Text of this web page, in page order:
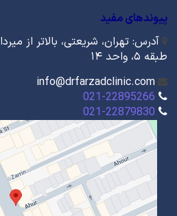
پیوندهای مفید
طبقه ۵، واحد ۱۴
info@drfarzadclinic.com
021-22895266
021-22879830